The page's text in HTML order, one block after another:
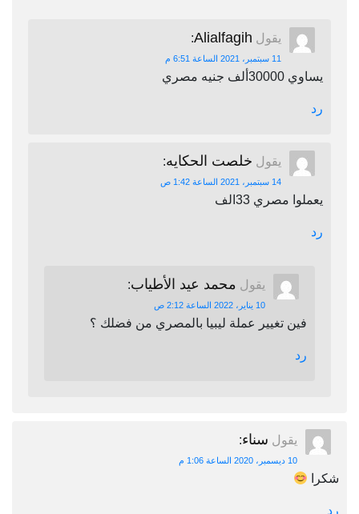
يقول Alialfagih
:
11 سبتمبر، 2021 الساعة 6:51 م
يساوي 30000ألف جنيه مصري
رد
يقول خلصت الحكايه:
14 سبتمبر، 2021 الساعة 1:42 ص
يعملوا مصري 33الف
رد
يقول محمد عيد الأطياب:
10 يناير، 2022 الساعة 2:12 ص
فين تغيير عملة ليبيا بالمصري من فضلك ؟
رد
يقول سناء:
10 ديسمبر، 2020 الساعة 1:06 م
شكرا
رد